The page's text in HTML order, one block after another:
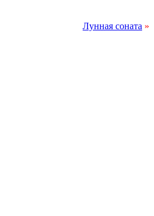
Лунная соната »